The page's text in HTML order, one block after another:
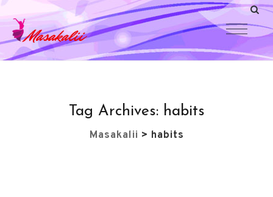
Tag Archives: habits
Masakalii > habits